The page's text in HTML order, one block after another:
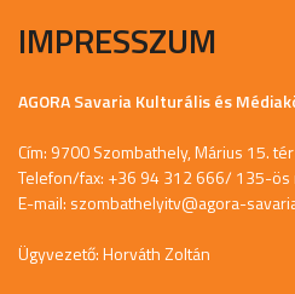
IMPRESSZUM
AGORA Savaria Kulturális és
Cím: 9700 Szombathely, Márius 15.
Telefon/fax: +36 94 312 666/ 135-ös
E-mail: szombathelyitv@agora-
Ügyvezető: Horváth Zoltán